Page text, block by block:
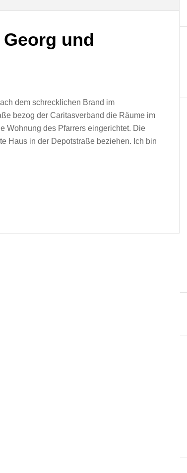
und
dem schrecklichen Brand im
bezog der Caritasverband die Räume im
Wohnung des Pfarrers eingerichtet. Die
Haus in der Depotstraße beziehen. Ich bin